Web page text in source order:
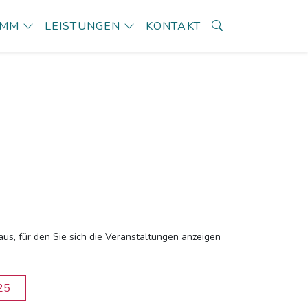
LEISTUNGEN KONTAKT
für den Sie sich die Veranstaltungen anzeigen